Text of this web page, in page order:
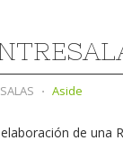
⋅ Aside
de una